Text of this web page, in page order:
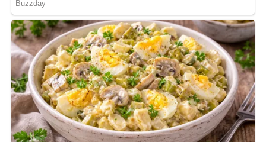
[Nach: Kochen – 30 Jahre Kochen » Verlag für die Frau, Leipzig]
Jetzt Sterne vergeben – Rezept
bewerten
4.9/5(8 Bewertung)